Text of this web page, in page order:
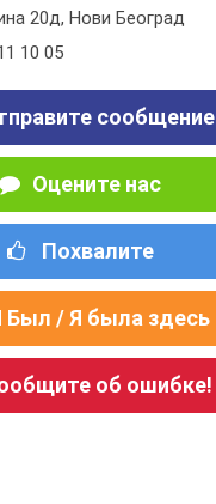
20д, Нови Београд
10 05
сообщение
Оцените нас
Похвалите
Был / Я была здесь
об ошибке!